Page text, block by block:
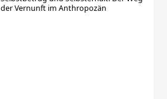
der Vernunft im Anthropozän